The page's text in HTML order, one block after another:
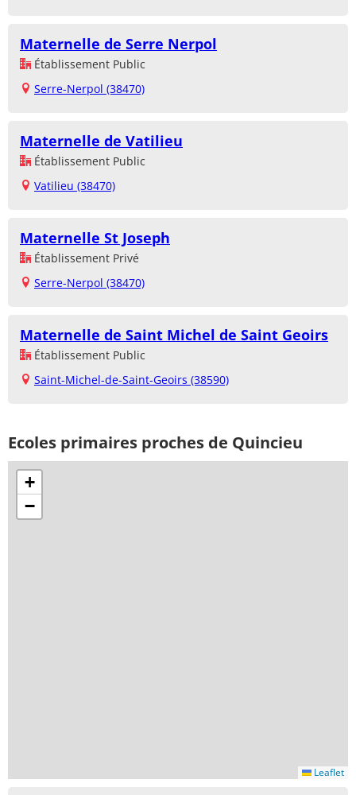
Maternelle de Serre Nerpol
Établissement Public
Serre-Nerpol (38470)
Maternelle de Vatilieu
Établissement Public
Vatilieu (38470)
Maternelle St Joseph
Établissement Privé
Serre-Nerpol (38470)
Maternelle de Saint Michel de Saint Geoirs
Établissement Public
Saint-Michel-de-Saint-Geoirs (38590)
Ecoles primaires proches de Quincieu
+
−
Leaflet